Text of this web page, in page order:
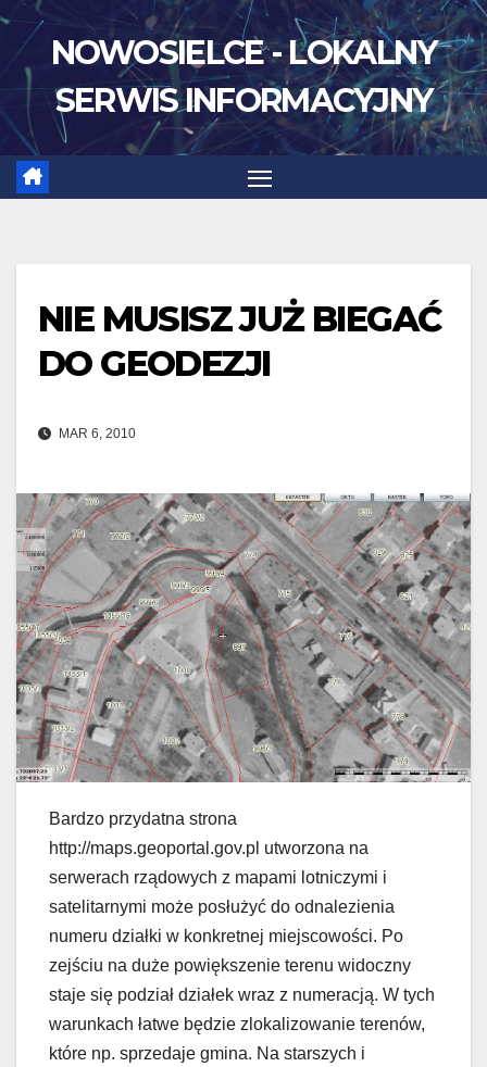
Skip
content
NOWOSIELCE - LOKALNY
SERWIS INFORMACYJNY
NIE MUSISZ JUŻ BIEGAĆ
DO GEODEZJI
MAR 6, 2010
Bardzo przydatna strona
http://maps.geoportal.gov.pl utworzona na
serwerach rządowych z mapami lotniczymi i
satelitarnymi może posłużyć do odnalezienia
numeru działki w konkretnej miejscowości. Po
zejściu na duże powiększenie terenu widoczny
staje się podział działek wraz z numeracją. W tych
warunkach łatwe będzie zlokalizowanie terenów,
które np. sprzedaje gmina. Na starszych i